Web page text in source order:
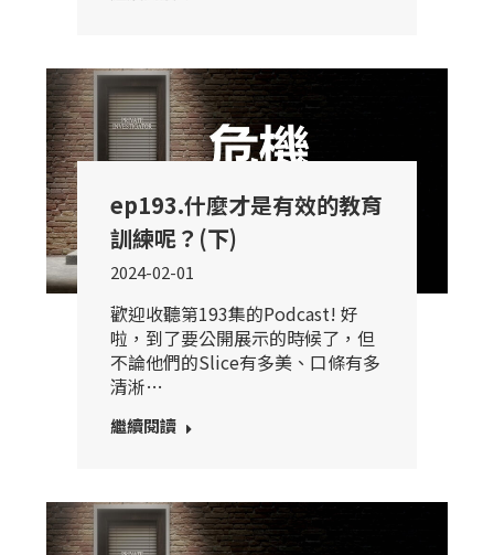
ep193.什麼才是有效的教育
訓練呢？(下)
2024-02-01
歡迎收聽第193集的Podcast! 好
啦，到了要公開展示的時候了，但
不論他們的Slice有多美、口條有多
清淅…
繼續閱讀